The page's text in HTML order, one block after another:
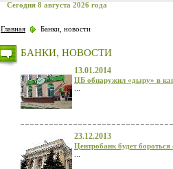
Сегодня 8 августа 2026 года
Главная Банки, новости
БАНКИ, НОВОСТИ
13.01.2014
ЦБ обнаружил «дыру» в
23.12.2013
Центробанк будет